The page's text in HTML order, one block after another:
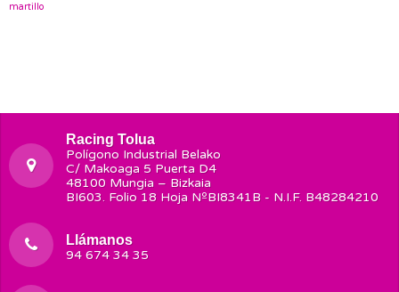
martillo
Racing Tolua
Polígono Industrial Belako
C/ Makoaga 5 Puerta D4
48100 Mungia – Bizkaia
BI603. Folio 18 Hoja NºBI8341B - N.I.F. B48284210
Llámanos
94 674 34 35